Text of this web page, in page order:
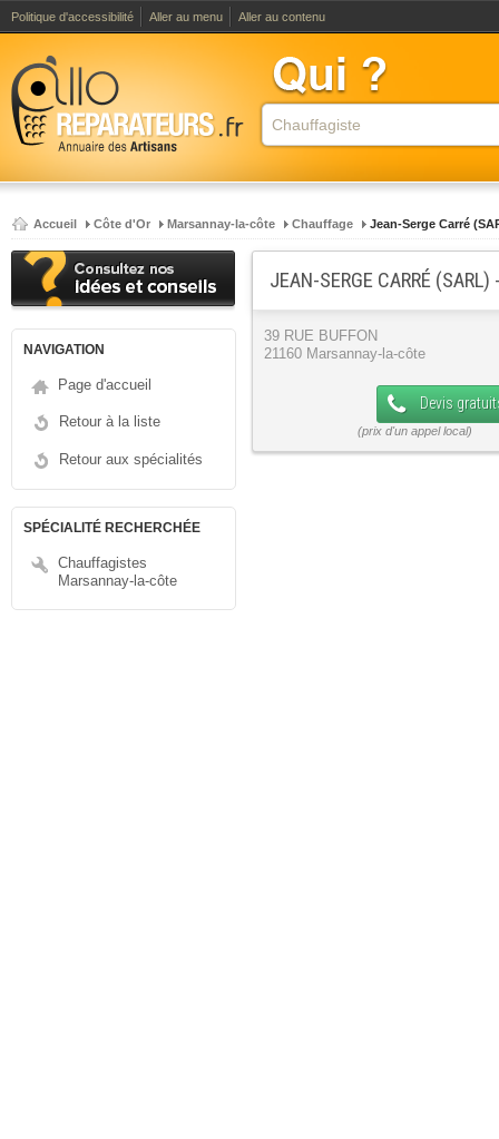
Politique d'accessibilité Aller au menu Aller au contenu
Accueil Côte d'Or Marsannay-la-côte Chauffage Jean-Serge Carré
NAVIGATION
Page d'accueil
Retour à la liste
Retour aux spécialités
SPÉCIALITÉ RECHERCHÉE
Chauffagistes
Marsannay-la-côte
JEAN-SERGE CARRÉ
39 RUE BUFFON
21160 Marsannay-la-côte
Devis